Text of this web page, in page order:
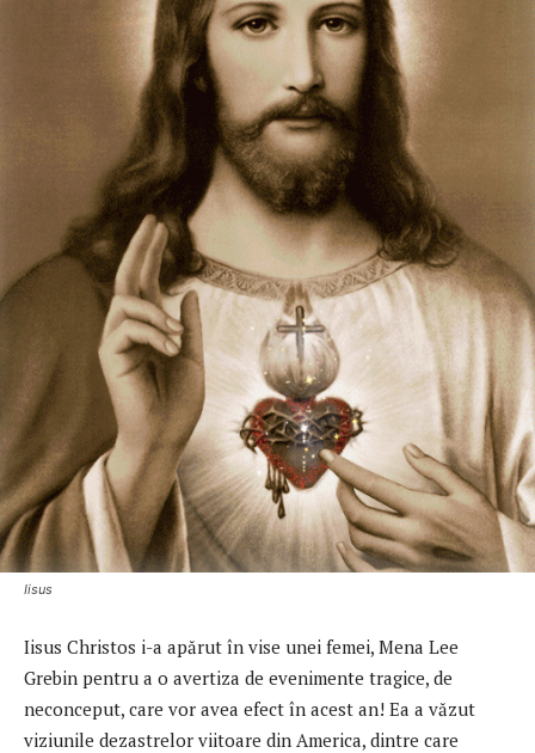
Iisus
Iisus Christos i-a apărut în vise unei femei, Mena Lee
Grebin pentru a o avertiza de evenimente tragice, de
neconceput, care vor avea efect în acest an! Ea a văzut
viziunile dezastrelor viitoare din America, dintre care